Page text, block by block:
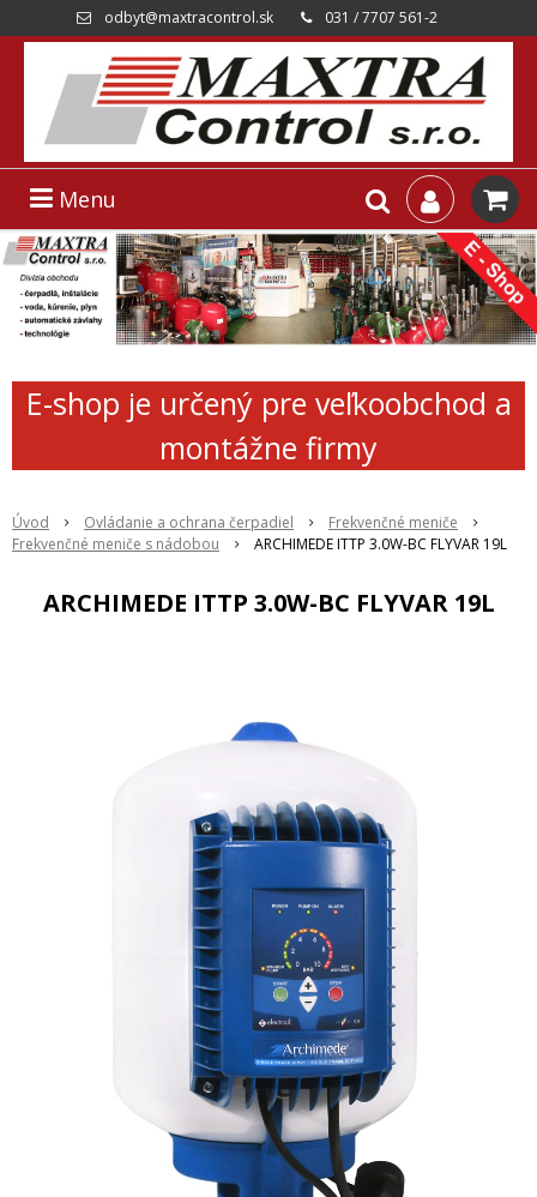
odbyt@maxtracontrol.sk 031 / 7707 561-2
Menu
E-shop je určený pre veľkoobchod a
montážne firmy
Úvod Ovládanie a ochrana čerpadiel
Frekvenčné meniče
Frekvenčné meniče s nádobou
ARCHIMEDE ITTP 3.0W-BC FLYVAR 19L
ARCHIMEDE ITTP 3.0W-BC FLYVAR 19L